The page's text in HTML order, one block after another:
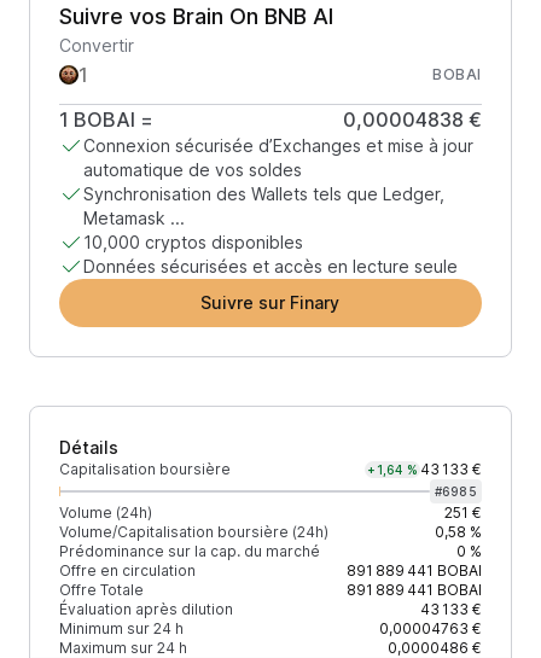
Suivre vos Brain On BNB AI
Convertir
BOBAI
1 BOBAI = 0,00004838 €
Connexion sécurisée d’Exchanges et mise à jour
automatique de vos soldes
Synchronisation des Wallets tels que Ledger,
Metamask ...
10,000 cryptos disponibles
Données sécurisées et accès en lecture seule
Suivre sur Finary
Détails
Capitalisation boursière +1,64 % 43 133 €
#6985
Volume (24h)
251 €
Volume/Capitalisation boursière (24h)
0,58 %
Prédominance sur la cap. du marché
0 %
Offre en circulation
891 889 441 BOBAI
Offre Totale
891 889 441 BOBAI
Évaluation après dilution
43 133 €
Minimum sur 24 h
0,00004763 €
Maximum sur 24 h
0,0000486 €